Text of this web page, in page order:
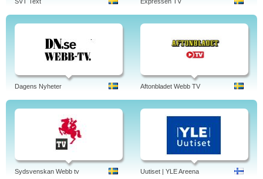
Dagens Nyheter Aftonbladet Webb TV
Sydsvenskan Webb tv Uutiset | YLE Areena